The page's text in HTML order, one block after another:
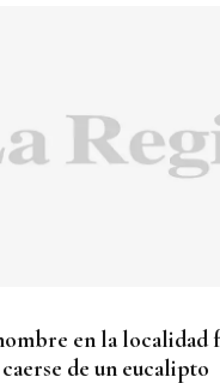
en la localidad
de un eucalipto